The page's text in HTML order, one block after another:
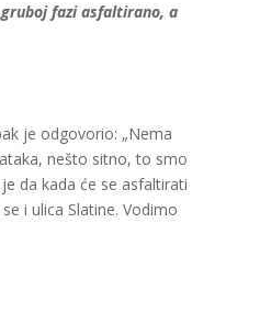
fazi asfaltirano, a
je odgovorio: „Nema
nešto sitno, to smo
da kada će se asfaltirati
i ulica Slatine. Vodimo